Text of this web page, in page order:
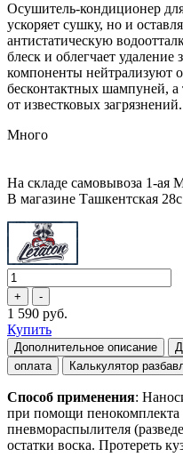
Осушитель-кондиционер
ускоряет сушку, но и
антистатическую
блеск и облегчает удаление
компоненты нейтрализуют
бесконтактных шампуней,
от известковых загрязнений.
Много
На складе самовывоза 1-ая
В магазине Ташкентская
1 590 руб.
Купить
Дополнительное описание
оплата
Калькулятор
Способ применения:
при помощи пенокомплекта
пневмораспылителя
остатки воска. Протереть